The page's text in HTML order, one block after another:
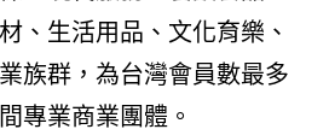
、生活用品、文化育樂、
族群，為台灣會員數最多
專業商業團體。